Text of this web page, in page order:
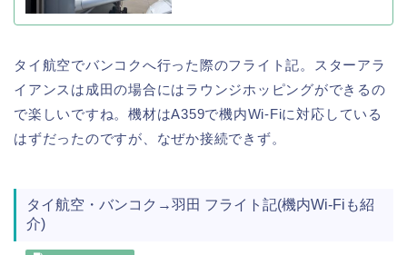
タイ航空でバンコクへ行った際のフライト記。スターアラ
イアンスは成田の場合にはラウンジホッピングができるの
で楽しいですね。機材はA359で機内Wi-Fiに対応している
はずだったのですが、なぜか接続できず。
タイ航空・バンコク→羽田 フライト記(機内Wi-Fiも紹
介)